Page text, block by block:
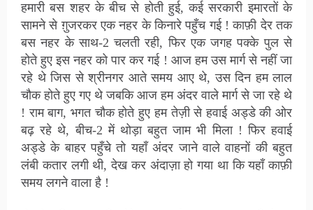
हमारी बस शहर के बीच से होती हुई, कई सरकारी इमारतों के
सामने से ग़ुजरकर एक नहर के किनारे पहुँच गई ! काफ़ी देर तक
बस नहर के साथ-2 चलती रही, फिर एक जगह पक्के पुल से
होते हुए इस नहर को पार कर गई ! आज हम उस मार्ग से नहीं जा
रहे थे जिस से श्रीनगर आते समय आए थे, उस दिन हम लाल
चौक होते हुए गए थे जबकि आज हम अंदर वाले मार्ग से जा रहे थे
! राम बाग, भगत चौक होते हुए हम तेज़ी से हवाई अड्डे की ओर
बढ़ रहे थे, बीच-2 में थोड़ा बहुत जाम भी मिला ! फिर हवाई
अड्डे के बाहर पहुँचे तो यहाँ अंदर जाने वाले वाहनों की बहुत
लंबी कतार लगी थी, देख कर अंदाज़ा हो गया था कि यहाँ काफ़ी
समय लगने वाला है !